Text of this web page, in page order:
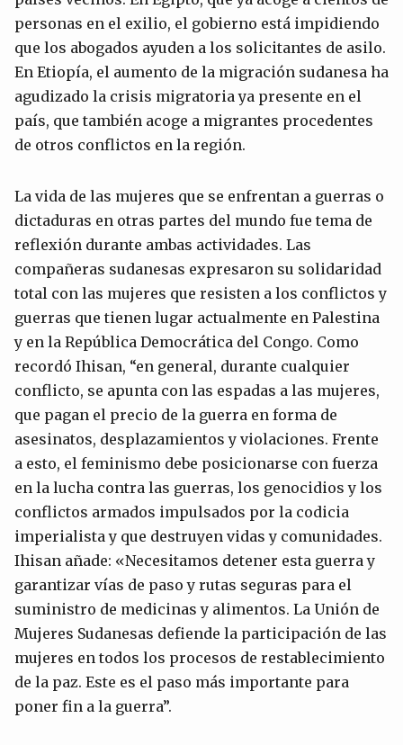
personas en el exilio, el gobierno está impidiendo
que los abogados ayuden a los solicitantes de asilo.
En Etiopía, el aumento de la migración sudanesa ha
agudizado la crisis migratoria ya presente en el
país, que también acoge a migrantes procedentes
de otros conflictos en la región.
La vida de las mujeres que se enfrentan a guerras o
dictaduras en otras partes del mundo fue tema de
reflexión durante ambas actividades. Las
compañeras sudanesas expresaron su solidaridad
total con las mujeres que resisten a los conflictos y
guerras que tienen lugar actualmente en Palestina
y en la República Democrática del Congo. Como
recordó Ihisan, “en general, durante cualquier
conflicto, se apunta con las espadas a las mujeres,
que pagan el precio de la guerra en forma de
asesinatos, desplazamientos y violaciones. Frente
a esto, el feminismo debe posicionarse con fuerza
en la lucha contra las guerras, los genocidios y los
conflictos armados impulsados por la codicia
imperialista y que destruyen vidas y comunidades.
Ihisan añade: «Necesitamos detener esta guerra y
garantizar vías de paso y rutas seguras para el
suministro de medicinas y alimentos. La Unión de
Mujeres Sudanesas defiende la participación de las
mujeres en todos los procesos de restablecimiento
de la paz. Este es el paso más importante para
poner fin a la guerra”.